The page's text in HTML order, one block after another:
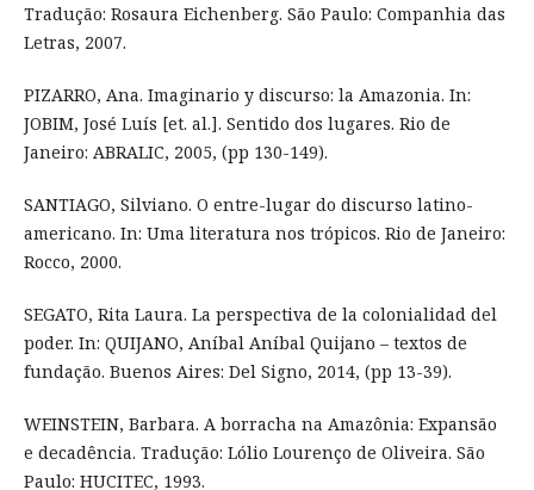
Tradução: Rosaura Eichenberg. São Paulo: Companhia das
Letras, 2007.
PIZARRO, Ana. Imaginario y discurso: la Amazonia. In:
JOBIM, José Luís [et. al.]. Sentido dos lugares. Rio de
Janeiro: ABRALIC, 2005, (pp 130-149).
SANTIAGO, Silviano. O entre-lugar do discurso latino-
americano. In: Uma literatura nos trópicos. Rio de Janeiro:
Rocco, 2000.
SEGATO, Rita Laura. La perspectiva de la colonialidad del
poder. In: QUIJANO, Aníbal Aníbal Quijano – textos de
fundação. Buenos Aires: Del Signo, 2014, (pp 13-39).
WEINSTEIN, Barbara. A borracha na Amazônia: Expansão
e decadência. Tradução: Lólio Lourenço de Oliveira. São
Paulo: HUCITEC, 1993.